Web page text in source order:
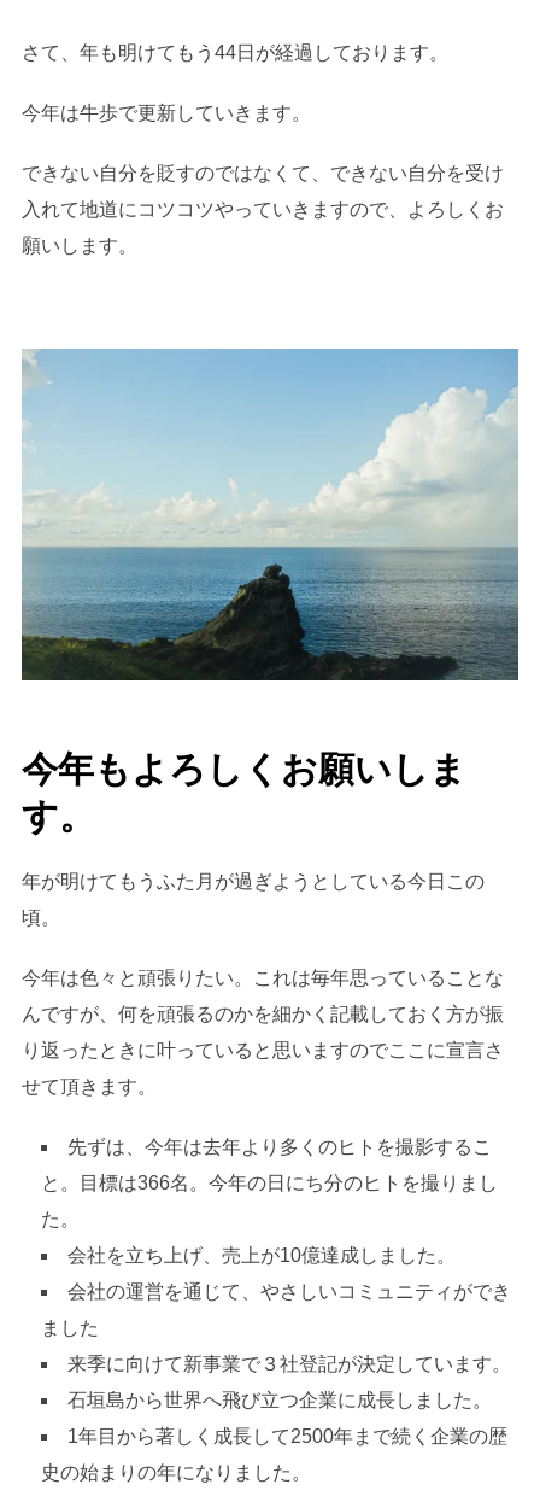
さて、年も明けてもう44日が経過しております。
今年は牛歩で更新していきます。
できない自分を貶すのではなくて、できない自分を受け
入れて地道にコツコツやっていきますので、よろしくお
願いします。
今年もよろしくお願いしま
す。
年が明けてもうふた月が過ぎようとしている今日この
頃。
今年は色々と頑張りたい。これは毎年思っていることな
んですが、何を頑張るのかを細かく記載しておく方が振
り返ったときに叶っていると思いますのでここに宣言さ
せて頂きます。
先ずは、今年は去年より多くのヒトを撮影するこ
と。目標は366名。今年の日にち分のヒトを撮りまし
た。
会社を立ち上げ、売上が10億達成しました。
会社の運営を通じて、やさしいコミュニティができ
ました
来季に向けて新事業で３社登記が決定しています。
石垣島から世界へ飛び立つ企業に成長しました。
1年目から著しく成長して2500年まで続く企業の歴
史の始まりの年になりました。